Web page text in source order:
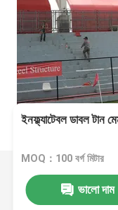
ইনফ্ল্যাটেবল ডাবল টান
MOQ：100 বর্গ মিটার
ভালো দাম